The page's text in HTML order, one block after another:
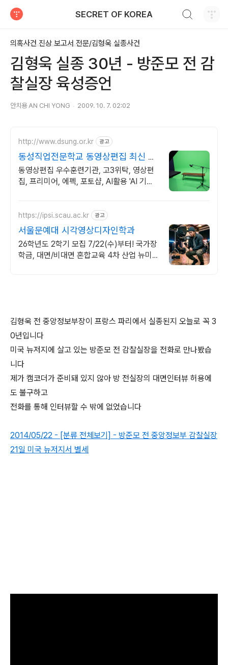
SECRET OF KOREA
의혹사건 진상 보고서 전문/김형욱 실종사건
김형욱 실종 30년 - 방준모 전 감
찰실장 육성증언
안치용 AN CHI YONG 2009. 10. 7. 02:02
http://www.dsung.or.kr 광고
동성직업전문학교 동영상편집 최신 AI
활용 기능 습득
동영상편집 우수훈련기관, 고3위탁, 영상편
집, 프리미어, 에펙, 포토샵, AI활용 'AI 기획
https://ipsi.scau.ac.kr 광고
서울문예대 시각영상디자인학과
26학년도 2학기 모집 7/22(수)부터! 국가장
학금, 대면/비대면 혼합교육 4차 산업 뉴미
김형욱 전 중앙정보부장이 프랑스 파리에서 실종된지 오늘로 꼭 3
0년입니다
미국 뉴저지에 살고 있는 방준모 전 감찰실장을 전화로 만나봤습
니다
제가 캠코더가 준비돼 있지 않아 방 전실장의 대면인터뷰 허용에
도 불구하고
전화를 통해 인터뷰할 수 밖에 없었습니다
2014/05/22 - [분류 전체보기] - 방준모 전 중앙정보부 감찰실장
21일 미국 뉴저지서 별세